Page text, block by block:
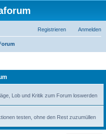
Anmelden
Registrieren
Lob und Kritik zum Forum loswerden
testen, ohne den Rest zuzumüllen